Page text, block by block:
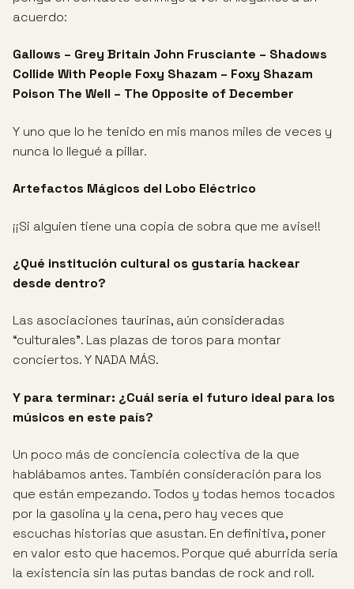
acuerdo:
Gallows – Grey Britain John Frusciante – Shadows
Collide With People Foxy Shazam – Foxy Shazam
Poison The Well – The Opposite of December
Y uno que lo he tenido en mis manos miles de veces y
nunca lo llegué a pillar.
Artefactos Mágicos del Lobo Eléctrico
¡¡Si alguien tiene una copia de sobra que me avise!!
¿Qué institución cultural os gustaría hackear
desde dentro?
Las asociaciones taurinas, aún consideradas
“culturales”. Las plazas de toros para montar
conciertos. Y NADA MÁS.
Y para terminar: ¿Cuál sería el futuro ideal para los
músicos en este país?
Un poco más de conciencia colectiva de la que
hablábamos antes. También consideración para los
que están empezando. Todos y todas hemos tocados
por la gasolina y la cena, pero hay veces que
escuchas historias que asustan. En definitiva, poner
en valor esto que hacemos. Porque qué aburrida sería
la existencia sin las putas bandas de rock and roll.